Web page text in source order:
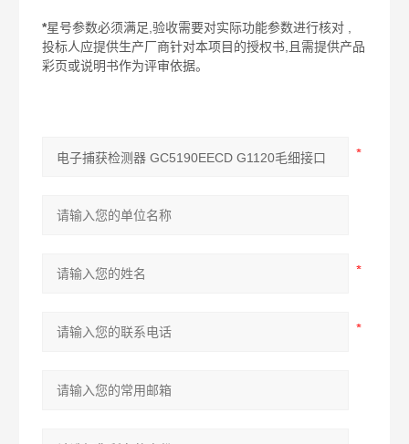
*星号参数必须满足 ,验收需要对实际功能参数进行核对
投标人应提供生产厂商针对本项目的授权书 且需提供产品
彩页或说明书作为评审依据。